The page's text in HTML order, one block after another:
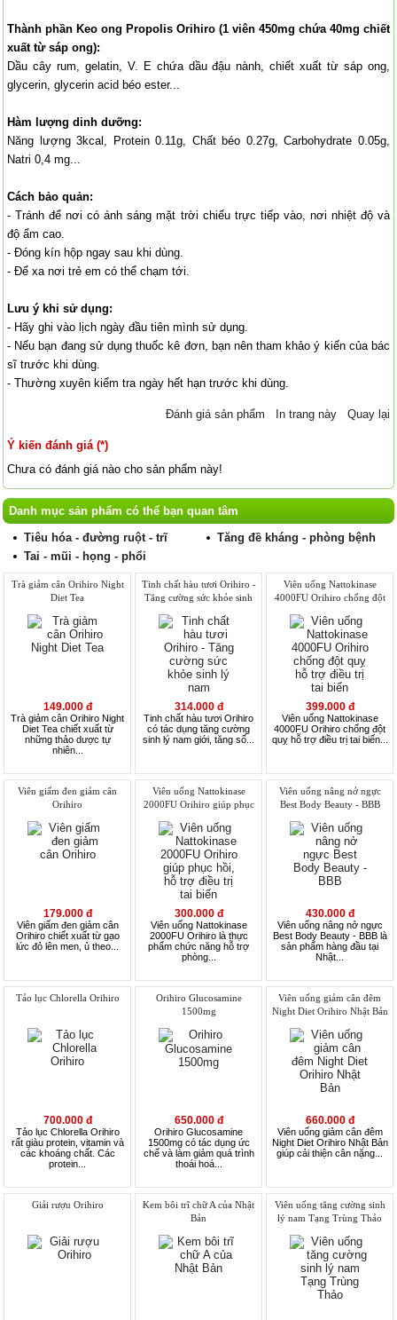
Thành phần Keo ong Propolis Orihiro (1 viên 450mg chứa 40mg chiết
xuất từ ​​sáp ong):
Dầu cây rum, gelatin, V. E chứa dầu đậu nành, chiết xuất từ ​​sáp ong,
glycerin, glycerin acid béo ester...
Hàm lượng dinh dưỡng:
Năng lượng 3kcal, Protein 0.11g, Chất béo 0.27g, Carbohydrate 0.05g,
Natri 0,4 mg...
Cách bảo quản:
- Tránh để nơi có ánh sáng mặt trời chiếu trực tiếp vào, nơi nhiệt độ và
độ ẩm cao.
- Đóng kín hộp ngay sau khi dùng.
- Để xa nơi trẻ em có thể chạm tới.
Lưu ý khi sử dụng:
- Hãy ghi vào lịch ngày đầu tiên mình sử dụng.
- Nếu bạn đang sử dụng thuốc kê đơn, bạn nên tham khảo ý kiến của bác
sĩ trước khi dùng.
- Thường xuyên kiểm tra ngày hết hạn trước khi dùng.
Đánh giá sản phẩm In trang này Quay lại
Ý kiến đánh giá (*)
Chưa có đánh giá nào cho sản phẩm này!
Danh mục sản phẩm có thể bạn quan tâm
Tiêu hóa - đường ruột - trĩ
Tăng đề kháng - phòng bệnh
Tai - mũi - họng - phổi
Trà giảm cân Orihiro Night
Diet Tea
149.000 đ
Trà giảm cân Orihiro Night
Diet Tea chiết xuất từ
những thảo dược tự
nhiên...
Tinh chất hàu tươi Orihiro -
Tăng cường sức khỏe sinh
314.000 đ
Tinh chất hàu tươi Orihiro
có tác dụng tăng cường
sinh lý nam giới, tăng số...
Viên uống Nattokinase
4000FU Orihiro chống đột
399.000 đ
Viên uống Nattokinase
4000FU Orihiro chống đột
quỵ hỗ trợ điều trị tai biến...
Viên giấm đen giảm cân
Orihiro
179.000 đ
Viên giấm đen giảm cân
Orihiro chiết xuất từ gạo
lức đỏ lên men, ủ theo...
Viên uống Nattokinase
2000FU Orihiro giúp phục
300.000 đ
Viên uống Nattokinase
2000FU Orihiro là thực
phẩm chức năng hỗ trợ
phòng...
Viên uống nâng nở ngực
Best Body Beauty - BBB
430.000 đ
Viên uống nâng nở ngực
Best Body Beauty - BBB là
sản phẩm hàng đầu tại
Nhật...
Tảo lục Chlorella Orihiro
700.000 đ
Tảo lục Chlorella Orihiro
rất giàu protein, vitamin và
các khoáng chất. Các
protein...
Orihiro Glucosamine
1500mg
650.000 đ
Orihiro Glucosamine
1500mg có tác dụng ức
chế và làm giảm quá trình
thoái hoá...
Viên uống giảm cân đêm
Night Diet Orihiro Nhật Bản
660.000 đ
Viên uống giảm cân đêm
Night Diet Orihiro Nhật Bản
giúp cải thiện cân nặng...
Giải rượu Orihiro
Kem bôi trĩ chữ A của Nhật
Bản
Viên uống tăng cường sinh
lý nam Tạng Trùng Thảo